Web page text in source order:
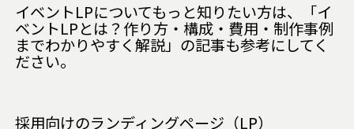
イベントLPについてもっと知りたい方は、「イ
ベントLPとは？作り方・構成・費用・制作事例
までわかりやすく解説」の記事も参考にしてく
ださい。
採用向けのランディングページ（LP）